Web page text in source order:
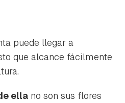
puede llegar a
que alcance fácilmente
ella no son sus flores